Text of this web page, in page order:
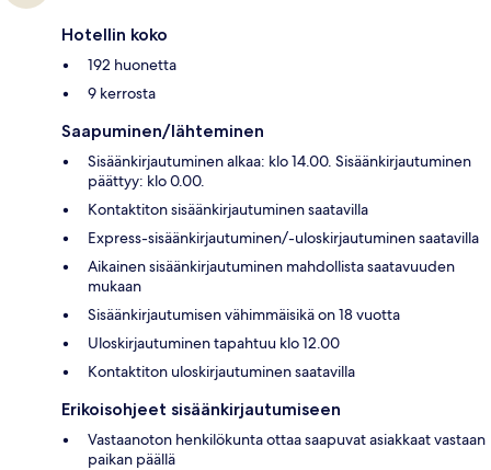
Hotellin koko
192 huonetta
9 kerrosta
Saapuminen/lähteminen
Sisäänkirjautuminen alkaa: klo 14.00. Sisäänkirjautuminen
päättyy: klo 0.00.
Kontaktiton sisäänkirjautuminen saatavilla
Express-sisäänkirjautuminen/-uloskirjautuminen saatavilla
Aikainen sisäänkirjautuminen mahdollista saatavuuden
mukaan
Sisäänkirjautumisen vähimmäisikä on 18 vuotta
Uloskirjautuminen tapahtuu klo 12.00
Kontaktiton uloskirjautuminen saatavilla
Erikoisohjeet sisäänkirjautumiseen
Vastaanoton henkilökunta ottaa saapuvat asiakkaat vastaan
paikan päällä